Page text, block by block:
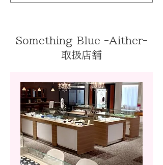
Something Blue -Aither-
取扱店舗